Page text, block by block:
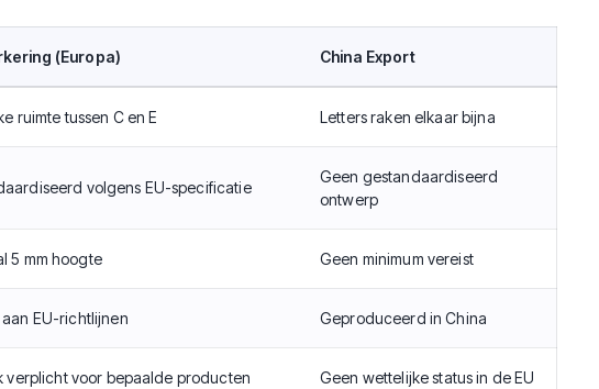
(Europa) China Export
ruimte tussen C en E Letters raken elkaar bijna
volgens EU-specificatie
Geen gestandaardiseerd
ontwerp
5 mm hoogte Geen minimum vereist
EU-richtlijnen Geproduceerd in China
verplicht voor bepaalde producten Geen wettelijke status in de EU